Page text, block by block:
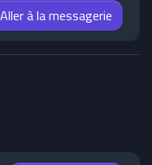
Aller à la messagerie